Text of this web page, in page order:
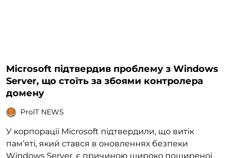
Microsoft підтвердив проблему з Windows
Server, що стоїть за збоями контролера
домену
ProIT NEWS
У корпорації Microsoft підтвердили, що витік
пам’яті, який стався в оновленнях безпеки
Windows Server, є причиною широко поширеної